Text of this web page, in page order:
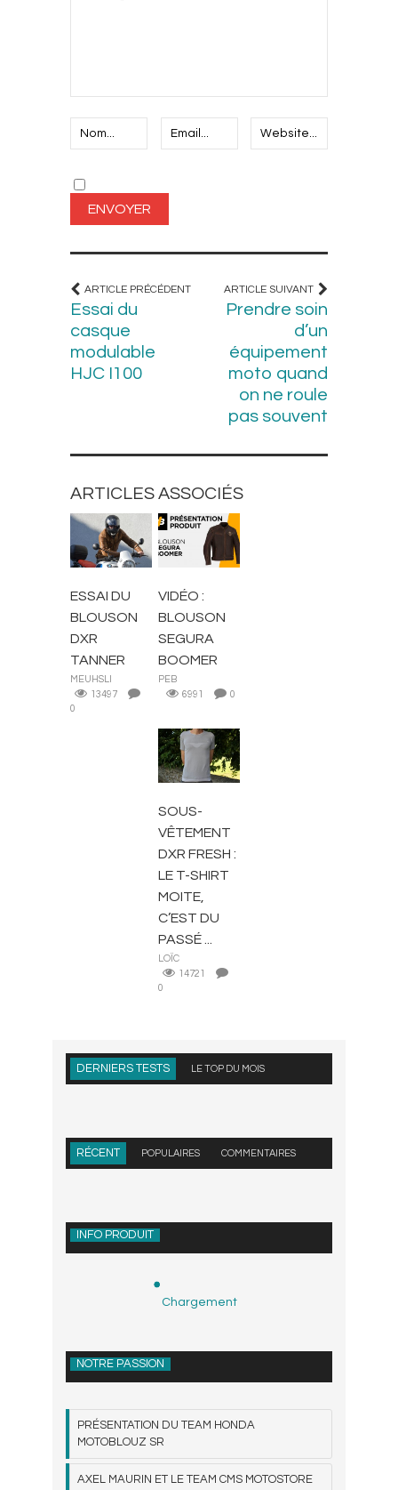
ARTICLE PRÉCÉDENT
Essai du
casque
modulable
HJC I100
ARTICLE SUIVANT
Prendre soin
d’un
équipement
moto quand
on ne roule
pas souvent
ARTICLES ASSOCIÉS
BLOUSONS ET
VESTES
ESSAI DU
BLOUSON
DXR
TANNER
MEUHSLI
13497
0
BLOUSONS ET
VESTES
VIDÉO :
BLOUSON
SEGURA
BOOMER
PEB
6991
0
ACCESSOIRES
MOTARD
SOUS-
VÊTEMENT
DXR FRESH :
LE T-SHIRT
MOITE,
C’EST DU
PASSÉ ...
LOÏC
14721
0
DERNIERS TESTS LE TOP DU MOIS
RÉCENT POPULAIRES COMMENTAIRES
INFO PRODUIT
Chargement
NOTRE PASSION
PRÉSENTATION DU TEAM HONDA
MOTOBLOUZ SR
AXEL MAURIN ET LE TEAM CMS MOTOSTORE